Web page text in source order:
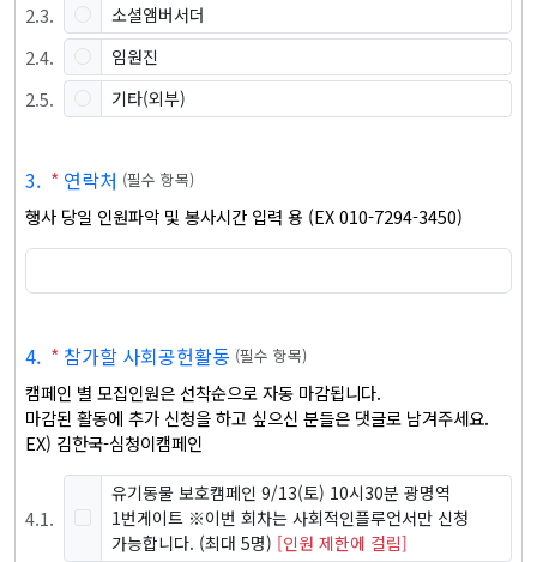
2.3. 소셜앰버서더
2.4. 임원진
2.5. 기타(외부)
3. * 연락처 (필수 항목)
행사 당일 인원파악 및 봉사시간 입력 용 (EX 010-7294-3450)
4. * 참가할 사회공헌활동 (필수 항목)
캠페인 별 모집인원은 선착순으로 자동 마감됩니다.
마감된 활동에 추가 신청을 하고 싶으신 분들은 댓글로 남겨주세요.
EX) 김한국-심청이캠페인
4.1.
유기동물 보호캠페인 9/13(토) 10시30분 광명역
1번게이트 ※이번 회차는 사회적인플루언서만 신청
가능합니다. (최대 5명) [인원 제한에 걸림]